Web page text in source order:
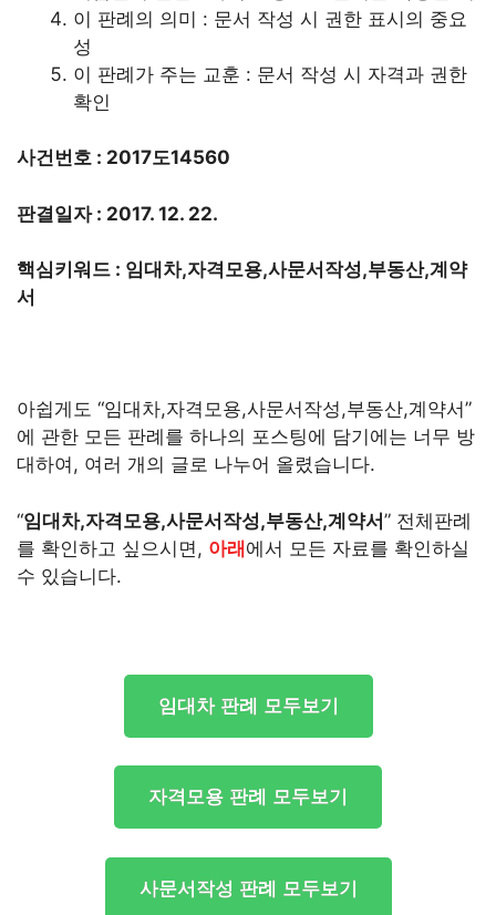
이 판례의 의미 : 문서 작성 시 권한 표시의 중요
성
이 판례가 주는 교훈 : 문서 작성 시 자격과 권한
확인
사건번호 : 2017도14560
판결일자 : 2017. 12. 22.
핵심키워드 : 임대차,자격모용,사문서작성,부동산,계약
서
아쉽게도 “임대차,자격모용,사문서작성,부동산,계약서”
에 관한 모든 판례를 하나의 포스팅에 담기에는 너무 방
대하여, 여러 개의 글로 나누어 올렸습니다.
“임대차,자격모용,사문서작성,부동산,계약서” 전체판례
를 확인하고 싶으시면, 아래에서 모든 자료를 확인하실
수 있습니다.
임대차 판례 모두보기
자격모용 판례 모두보기
사문서작성 판례 모두보기